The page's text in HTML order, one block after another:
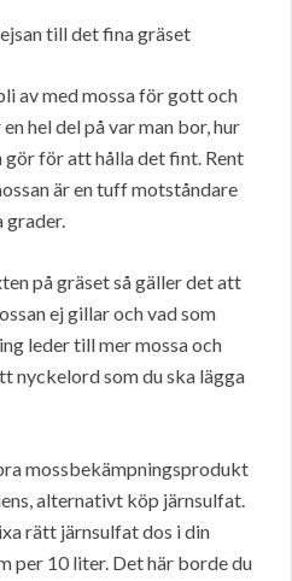
till det fina gräset
av med mossa för gott och
hel del på var man bor, hur
gör för att hålla det fint. Rent
är en tuff motståndare
grader.
på gräset så gäller det att
ej gillar och vad som
leder till mer mossa och
nyckelord som du ska lägga
mossbekämpningsprodukt
alternativt köp järnsulfat.
rätt järnsulfat dos i din
per 10 liter. Det här borde du